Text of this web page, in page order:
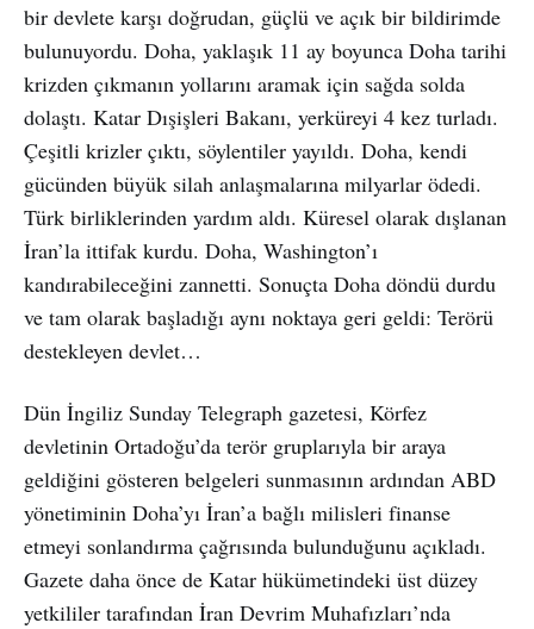
bir devlete karşı doğrudan, güçlü ve açık bir bildirimde
bulunuyordu. Doha, yaklaşık 11 ay boyunca Doha tarihi
krizden çıkmanın yollarını aramak için sağda solda
dolaştı. Katar Dışişleri Bakanı, yerküreyi 4 kez turladı.
Çeşitli krizler çıktı, söylentiler yayıldı. Doha, kendi
gücünden büyük silah anlaşmalarına milyarlar ödedi.
Türk birliklerinden yardım aldı. Küresel olarak dışlanan
İran’la ittifak kurdu. Doha, Washington’ı
kandırabileceğini zannetti. Sonuçta Doha döndü durdu
ve tam olarak başladığı aynı noktaya geri geldi: Terörü
destekleyen devlet…
Dün İngiliz Sunday Telegraph gazetesi, Körfez
devletinin Ortadoğu’da terör gruplarıyla bir araya
geldiğini gösteren belgeleri sunmasının ardından ABD
yönetiminin Doha’yı İran’a bağlı milisleri finanse
etmeyi sonlandırma çağrısında bulunduğunu açıkladı.
Gazete daha önce de Katar hükümetindeki üst düzey
yetkililer tarafından İran Devrim Muhafızları’nda